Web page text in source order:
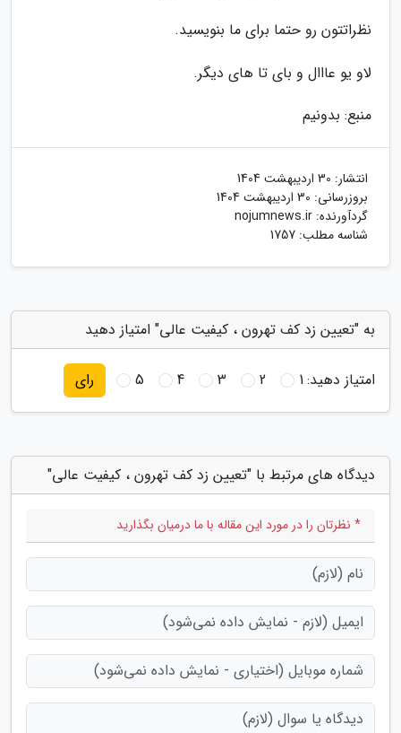
نظراتتون رو حتما برای ما بنویسید.
لاو یو عااال و بای تا های دیگر.
منبع: بدونیم
انتشار: 30 اردیبهشت 1404
بروزرسانی: 30 اردیبهشت 1404
گردآورنده: nojumnews.ir
شناسه مطلب: 1757
به "تعیین زد کف تهرون ، کیفیت عالی" امتیاز دهید
امتیاز دهید:1
2
3
4
5 رای
دیدگاه های مرتبط با "تعیین زد کف تهرون ، کیفیت عالی"
* نظرتان را در مورد این مقاله با ما درمیان بگذارید